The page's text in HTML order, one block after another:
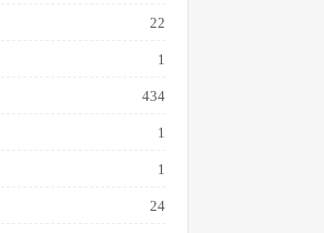
22
1
434
1
1
24